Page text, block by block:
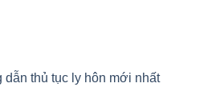
thủ tục ly hôn mới nhất